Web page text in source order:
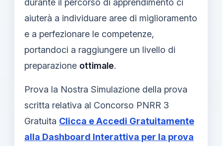
aiuterà a individuare aree di miglioramento
e a perfezionare le competenze,
portandoci a raggiungere un livello di
preparazione ottimale.
Prova la Nostra Simulazione della prova
scritta relativa al Concorso PNRR 3
Gratuita Clicca e Accedi Gratuitamente
alla Dashboard Interattiva per la prova